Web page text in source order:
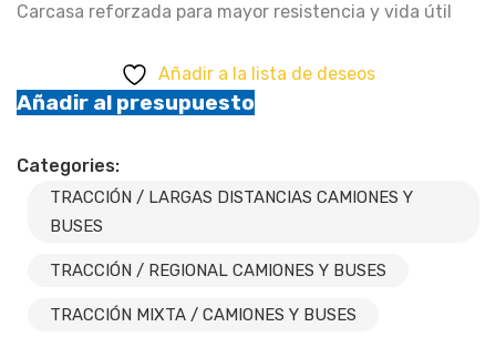
Carcasa reforzada para mayor resistencia y vida útil
Añadir a la lista de deseos
Añadir al presupuesto
Categories:
TRACCIÓN / LARGAS DISTANCIAS CAMIONES Y
BUSES
TRACCIÓN / REGIONAL CAMIONES Y BUSES
TRACCIÓN MIXTA / CAMIONES Y BUSES